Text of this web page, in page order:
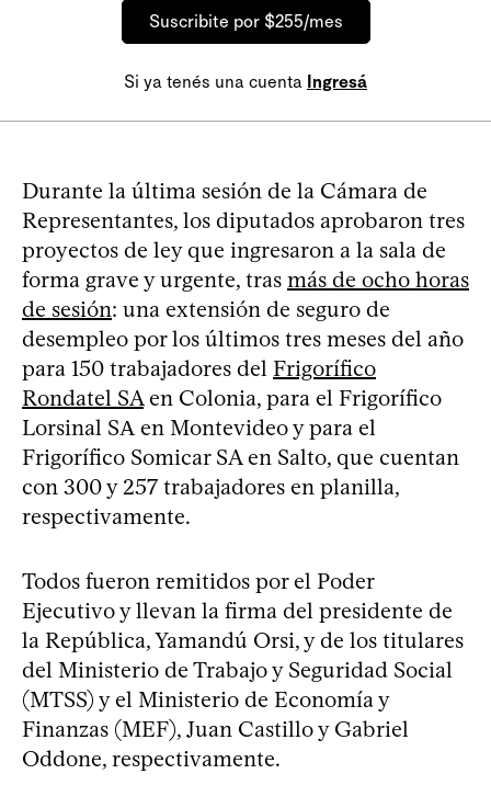
Suscribite por $255/mes
Si ya tenés una cuenta Ingresá
Durante la última sesión de la Cámara de
Representantes, los diputados aprobaron tres
proyectos de ley que ingresaron a la sala de
forma grave y urgente, tras más de ocho horas
de sesión: una extensión de seguro de
desempleo por los últimos tres meses del año
para 150 trabajadores del Frigorífico
Rondatel SA en Colonia, para el Frigorífico
Lorsinal SА en Montevideo y para el
Frigorífico Somicar SA en Salto, que cuentan
con 300 y 257 trabajadores en planilla,
respectivamente.
Todos fueron remitidos por el Poder
Ejecutivo y llevan la firma del presidente de
la República, Yamandú Orsi, y de los titulares
del Ministerio de Trabajo y Seguridad Social
(MTSS) y el Ministerio de Economía y
Finanzas (MEF), Juan Castillo y Gabriel
Oddone, respectivamente.